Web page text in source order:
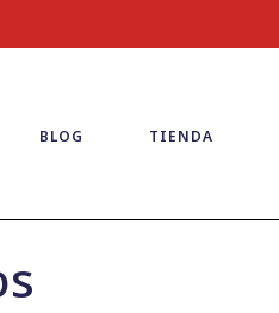
BLOG TIENDA